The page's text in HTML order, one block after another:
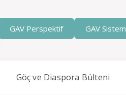
GAV Perspektif GAV Sistem
Göç ve Diaspora Bülteni